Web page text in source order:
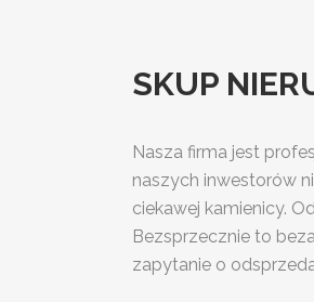
SKUP
Nasza firma jest
naszych inwestorów
ciekawej kamienicy.
Bezsprzecznie to
zapytanie o SKUP